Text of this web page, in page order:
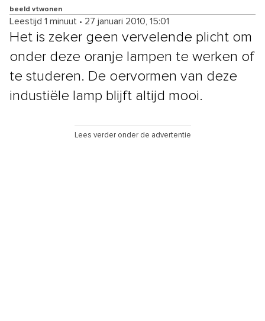
beeld vtwonen
Leestijd 1 minuut • 27 januari 2010, 15:01
Het is zeker geen vervelende plicht om
onder deze oranje lampen te werken of
te studeren. De oervormen van deze
industiële lamp blijft altijd mooi.
Lees verder onder de advertentie